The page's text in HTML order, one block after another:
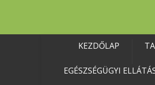
KEZDŐLAP
EGÉSZSÉGÜGYI